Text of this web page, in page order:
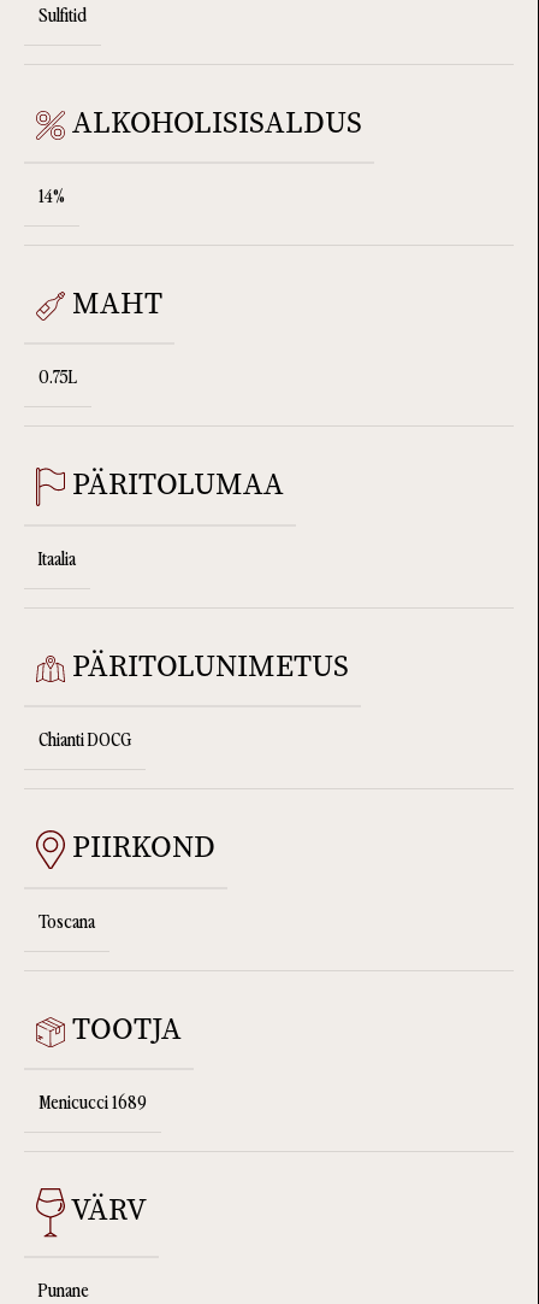
Sulfitid
ALKOHOLISISALDUS
14%
MAHT
0.75L
PÄRITOLUMAA
Itaalia
PÄRITOLUNIMETUS
Chianti DOCG
PIIRKOND
Toscana
TOOTJA
Menicucci 1689
VÄRV
Punane